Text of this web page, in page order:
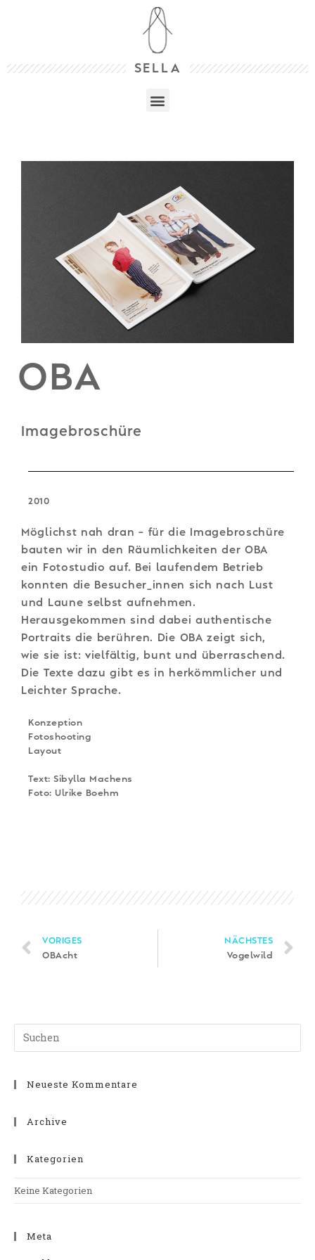
SELLA
OBA
Imagebroschüre
2010
Möglichst nah dran – für die Imagebroschüre
bauten wir in den Räumlichkeiten der OBA
ein Fotostudio auf. Bei laufendem Betrieb
konnten die Besucher_innen sich nach Lust
und Laune selbst aufnehmen.
Herausgekommen sind dabei authentische
Portraits die berühren. Die OBA zeigt sich,
wie sie ist: vielfältig, bunt und überraschend.
Die Texte dazu gibt es in herkömmlicher und
Leichter Sprache.
Konzeption
Fotoshooting
Layout
Text: Sibylla Machens
Foto: Ulrike Boehm
VORIGES
OBAcht
NÄCHSTES
Vogelwild
Neueste Kommentare
Archive
Kategorien
Keine Kategorien
Meta